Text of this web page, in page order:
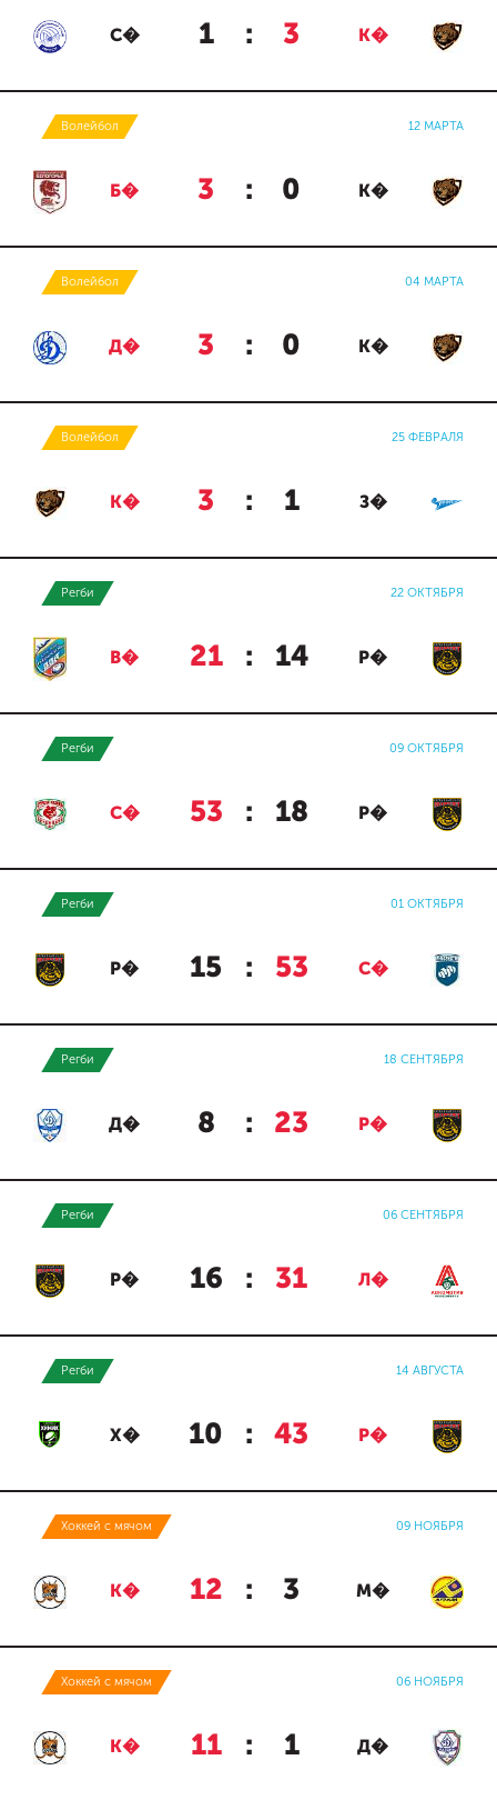
С� 1 : 3 К�
Волейбол 12 МАРТА
Б� 3 : 0 К�
Волейбол 04 МАРТА
Д� 3 : 0 К�
Волейбол 25 ФЕВРАЛЯ
К� 3 : 1 З�
Регби 22 ОКТЯБРЯ
В� 21 : 14 Р�
Регби 09 ОКТЯБРЯ
С� 53 : 18 Р�
Регби 01 ОКТЯБРЯ
Р� 15 : 53 С�
Регби 18 СЕНТЯБРЯ
Д� 8 : 23 Р�
Регби 06 СЕНТЯБРЯ
Р� 16 : 31 Л�
Регби 14 АВГУСТА
Х� 10 : 43 Р�
Хоккей с мячом 09 НОЯБРЯ
К� 12 : 3 М�
Хоккей с мячом 06 НОЯБРЯ
К� 11 : 1 Д�